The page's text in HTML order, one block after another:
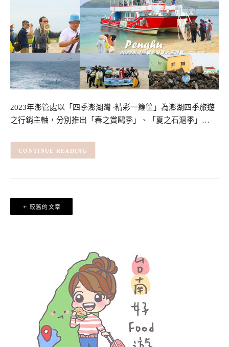
2023年澎管處以「四季澎湖灣 ∙精彩一籮筐」為澎湖四季旅遊
之行銷主軸，分別推出「春之賞鷗季」、「夏之石滬季」…
CONTINUE READING
章
較舊的文章